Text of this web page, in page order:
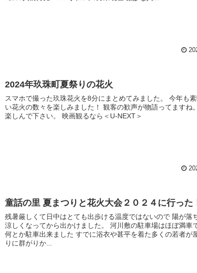
2024年玖珠町夏祭りの花火
スマホで撮った玖珠花火を8分にまとめてみました。 今年も
い花火の数々を楽しみました！ 観客の歓声が物語ってますね
楽しんで下さい。 映画観るなら＜U-NEXT＞
童話の里 夏まつりと花火大会２０２４に行っ
残暑厳しくて日中はとても出歩ける温度ではないので 陽が落
涼しくなってから出かけました。 河川敷の駐車場はほぼ満車
何とか駐車出来ました すでに浴衣や甚平を着た多くの若者が
りに群がりか...